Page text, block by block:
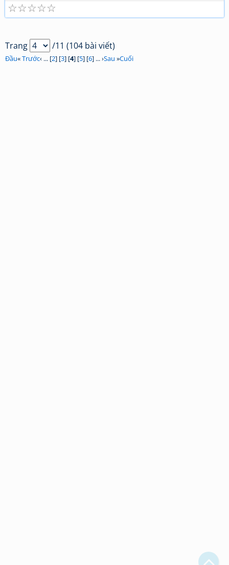
☆
☆
☆
☆
☆
Trang /11 (104 bài viết)
Đầu«Trước‹ ... [2] [3] [4] [5] [6] ... ›Sau »Cuối